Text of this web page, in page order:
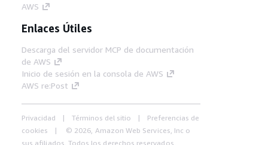
AWS
Enlaces Útiles
Descarga del servidor MCP de documentación
de AWS
Inicio de sesión en la consola de AWS
AWS re:Post
Privacidad Términos del sitio
Preferencias de
cookies
© 2026, Amazon Web Services, Inc o
sus afiliados. Todos los derechos reservados.